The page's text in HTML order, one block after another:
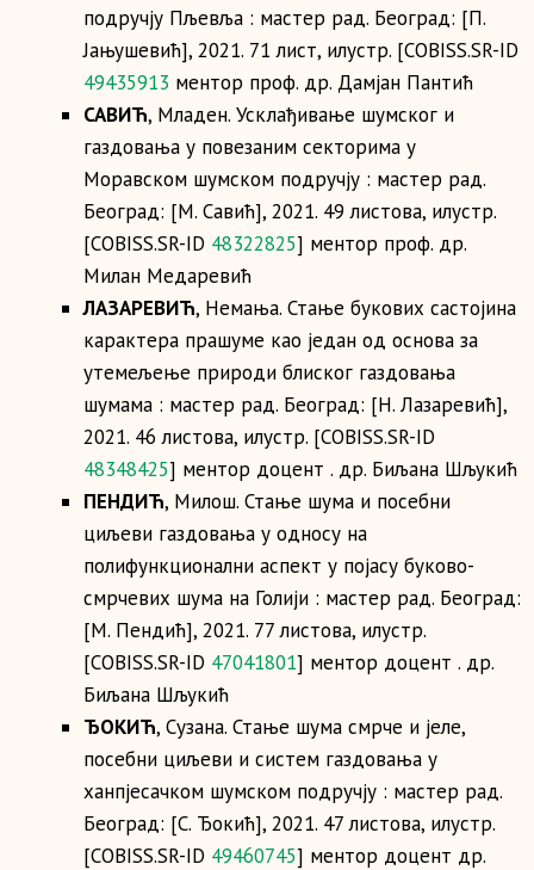
подручју Пљевља : мастер рад. Београд: [П.
Јањушевић], 2021. 71 лист, илустр. [COBISS.SR-ID
49435913 ментор проф. др. Дамјан Пантић
САВИЋ, Младен. Усклађивање шумског и
газдовања у повезаним секторима у
Моравском шумском подручју : мастер рад.
Београд: [М. Савић], 2021. 49 листова, илустр.
[COBISS.SR-ID 48322825] ментор проф. др.
Милан Медаревић
ЛАЗАРЕВИЋ, Немања. Стање букових састојина
карактера прашуме као један од основа за
утемељење природи блиског газдовања
шумама : мастер рад. Београд: [Н. Лазаревић],
2021. 46 листова, илустр. [COBISS.SR-ID
48348425] ментор доцент . др. Биљана Шљукић
ПЕНДИЋ, Милош. Стање шума и посебни
циљеви газдовања у односу на
полифункционални аспект у појасу буково-
смрчевих шума на Голији : мастер рад. Београд:
[М. Пендић], 2021. 77 листова, илустр.
[COBISS.SR-ID 47041801] ментор доцент . др.
Биљана Шљукић
ЂОКИЋ, Сузана. Стање шума смрче и јеле,
посебни циљеви и систем газдовања у
ханпјесачком шумском подручју : мастер рад.
Београд: [С. Ђокић], 2021. 47 листова, илустр.
[COBISS.SR-ID 49460745] ментор доцент др.